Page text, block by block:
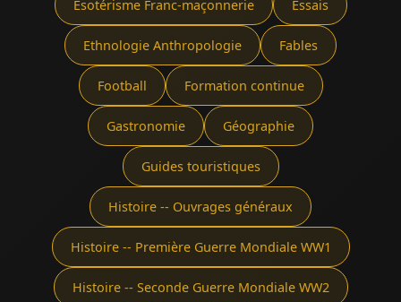
Ésotérisme Franc-maçonnerie Essais
Ethnologie Anthropologie Fables
Football Formation continue
Gastronomie Géographie
Guides touristiques
Histoire -- Ouvrages généraux
Histoire -- Première Guerre Mondiale WW1
Histoire -- Seconde Guerre Mondiale WW2